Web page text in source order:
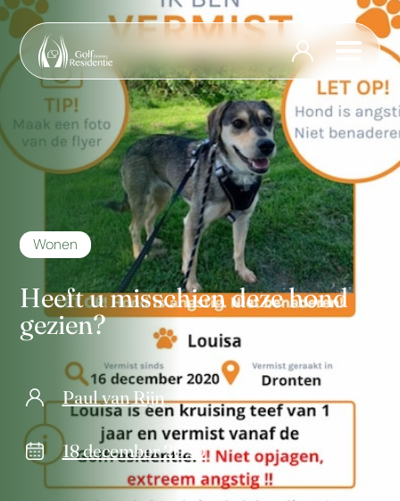
Wonen
Heeft u misschien deze hond
gezien?
Paul van Rijn
18 december 2020